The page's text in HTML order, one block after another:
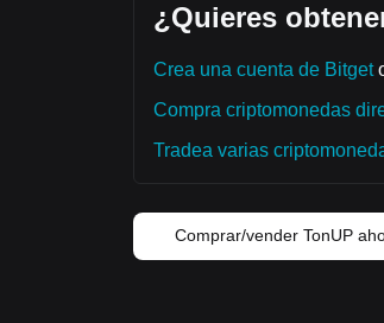
¿Quieres
Crea una cuenta de Bitget
Compra criptomonedas
Tradea varias
Comprar/vender TonUP